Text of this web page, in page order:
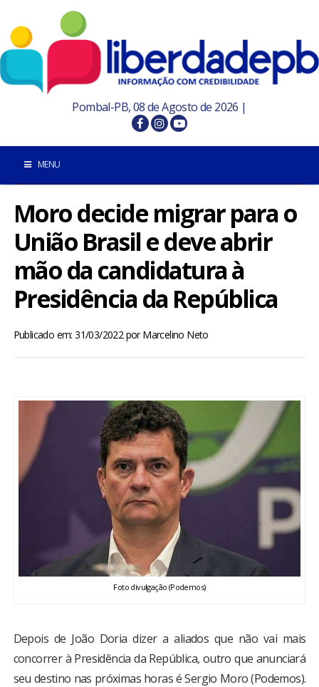
Pombal-PB, 08 de Agosto de 2026 |
MENU
INÍCIO
POMBAL E REGIÃO
ESPORTES
ENTRETENIMENTO
FOTOS
Moro decide migrar para o
União Brasil e deve abrir
mão da candidatura à
Presidência da República
Publicado em: 31/03/2022porMarcelino Neto
Foto divulgação (Podemos)
Depois de João Doria dizer a aliados que não vai mais
concorrer à Presidência da República, outro que anunciará
seu destino nas próximas horas é Sergio Moro (Podemos).